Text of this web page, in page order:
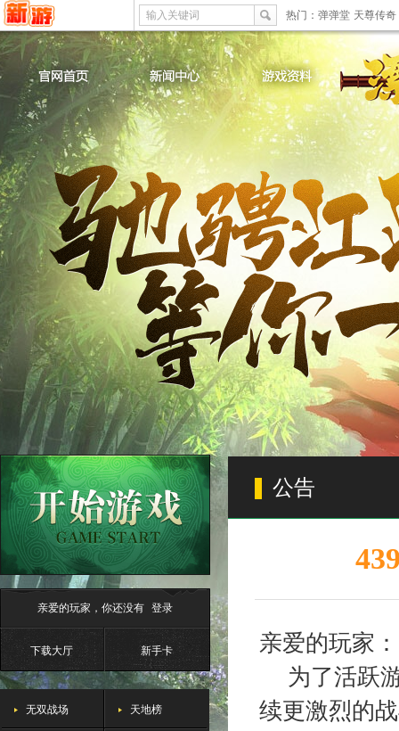
输入关键词 热门： 弹弹堂 天尊传奇
亲爱的玩家，你还没有 登录
下载大厅 新手卡
无双战场 天地榜
公告
亲爱的玩家：
为了活跃
续更激烈的